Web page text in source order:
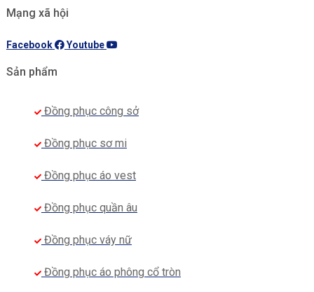
Mạng xã hội
Facebook Youtube
Sản phẩm
Đồng phục công sở
Đồng phục sơ mi
Đồng phục áo vest
Đồng phục quần âu
Đồng phục váy nữ
Đồng phục áo phông cổ tròn